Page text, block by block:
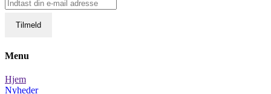
Menu
Hjem
Nyheder